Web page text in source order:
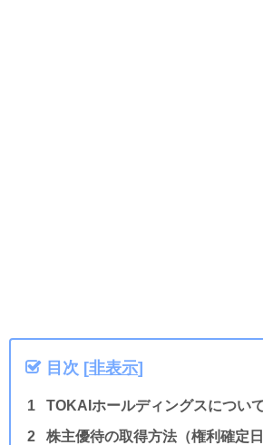
目次 [非表示]
TOKAIホールディングスについ
株主優待の取得方法（権利確定